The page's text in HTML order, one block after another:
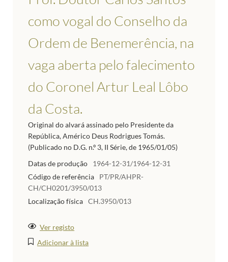
como vogal do Conselho da
Ordem de Benemerência, na
vaga aberta pelo falecimento
do Coronel Artur Leal Lôbo
da Costa.
Original do alvará assinado pelo Presidente da
República, Américo Deus Rodrigues Tomás.
(Publicado no D.G. n.º 3, II Série, de 1965/01/05)
Datas de produção
1964-12-31/1964-12-31
Código de referência
PT/PR/AHPR-
CH/CH0201/3950/013
Localização física CH.3950/013
Ver registo
Adicionar à lista